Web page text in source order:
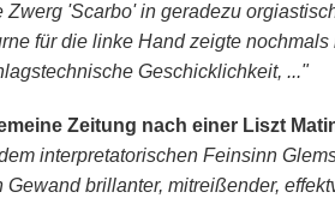
Zwerg 'Scarbo' in geradezu
für die linke Hand zeigte
Geschicklichkeit, ..."
Zeitung nach einer Liszt
interpretatorischen Feinsinn
Gewand brillanter, mitreißender,